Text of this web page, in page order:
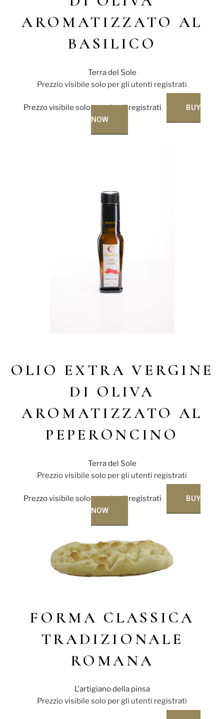
AROMATIZZATO AL
BASILICO
Terra del Sole
Prezzio visibile solo per gli utenti registrati
Prezzo visibile solo per utenti registrati
BUY
NOW
OLIO EXTRA VERGINE
DI OLIVA
AROMATIZZATO AL
PEPERONCINO
Terra del Sole
Prezzio visibile solo per gli utenti registrati
Prezzo visibile solo per utenti registrati
BUY
NOW
FORMA CLASSICA
TRADIZIONALE
ROMANA
L'artigiano della pinsa
Prezzio visibile solo per gli utenti registrati